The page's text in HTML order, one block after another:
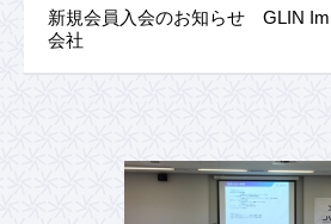
新規会員入会のお知らせ GLIN
会社